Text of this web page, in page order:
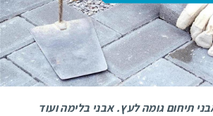
תיחום גומה לעץ. אבני בלימה ועוד